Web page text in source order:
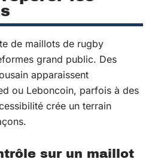
de maillots de rugby
grand public. Des
apparaissent
ou Leboncoin, parfois à des
crée un terrain
sur un maillot